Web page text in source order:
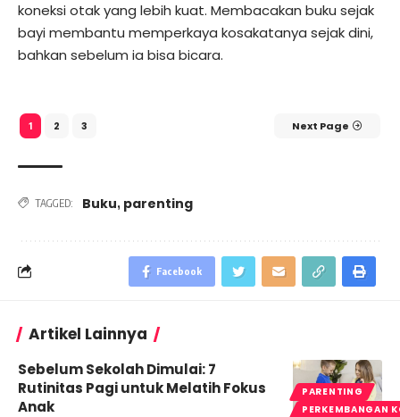
koneksi otak yang lebih kuat. Membacakan buku sejak
bayi membantu memperkaya kosakatanya sejak dini,
bahkan sebelum ia bisa bicara.
1 2 3 Next Page
TAGGED: Buku, parenting
Facebook
Artikel Lainnya
PARENTING
PERKEMBANGAN
Sebelum Sekolah Dimulai: 7
Rutinitas Pagi untuk Melatih Fokus
Anak